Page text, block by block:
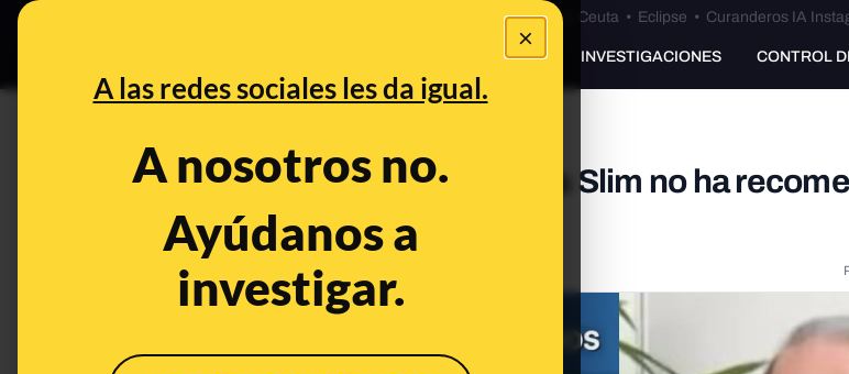
×
A las redes sociales les da igual.
A nosotros no.
Ayúdanos a
investigar.
Especial Ceuta•Bulos Ceuta • Eclipse • Curanderos IA
PREBUNKING INVESTIGACIONES CONTROL
No, el empresario mexicano Carlos Slim no ha
en petróleo con Oil Profit